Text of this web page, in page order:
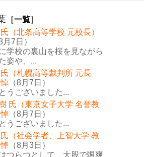
［一覧］
（北条高等学校 元校長）
月7日）
学校の裏山を桜を見ながら
姿や、...
（札幌高等裁判所 元長
（8月7日）
うございました...
氏（東京女子大学 名誉教
（8月7日）
うございました...
（社会学者、上智大学 教
（8月3日）
つらつとして、大股で颯爽